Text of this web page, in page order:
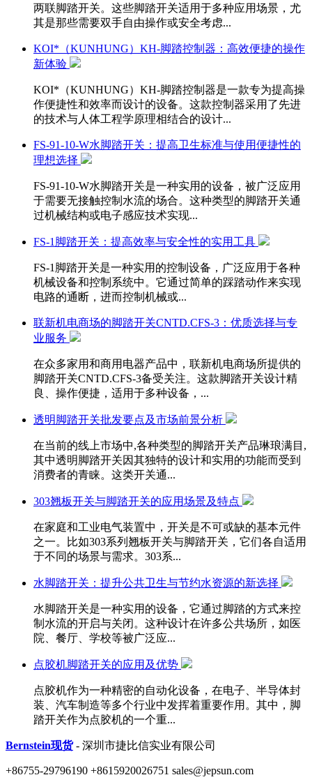
两联脚踏开关。这些脚踏开关适用于多种应用场景，尤
其是那些需要双手自由操作或安全考虑...
KOI*（KUNHUNG）KH-脚踏控制器：高效便捷的操作
新体验
KOI*（KUNHUNG）KH-脚踏控制器是一款专为提高操
作便捷性和效率而设计的设备。这款控制器采用了先进
的技术与人体工程学原理相结合的设计...
FS-91-10-W水脚踏开关：提高卫生标准与使用便捷性的
理想选择
FS-91-10-W水脚踏开关是一种实用的设备，被广泛应用
于需要无接触控制水流的场合。这种类型的脚踏开关通
过机械结构或电子感应技术实现...
FS-1脚踏开关：提高效率与安全性的实用工具
FS-1脚踏开关是一种实用的控制设备，广泛应用于各种
机械设备和控制系统中。它通过简单的踩踏动作来实现
电路的通断，进而控制机械或...
联新机电商场的脚踏开关CNTD.CFS-3：优质选择与专
业服务
在众多家用和商用电器产品中，联新机电商场所提供的
脚踏开关CNTD.CFS-3备受关注。这款脚踏开关设计精
良、操作便捷，适用于多种设备，...
透明脚踏开关批发要点及市场前景分析
在当前的线上市场中,各种类型的脚踏开关产品琳琅满目,
其中透明脚踏开关因其独特的设计和实用的功能而受到
消费者的青睐。这类开关通...
303翘板开关与脚踏开关的应用场景及特点
在家庭和工业电气装置中，开关是不可或缺的基本元件
之一。比如303系列翘板开关与脚踏开关，它们各自适用
于不同的场景与需求。303系...
水脚踏开关：提升公共卫生与节约水资源的新选择
水脚踏开关是一种实用的设备，它通过脚踏的方式来控
制水流的开启与关闭。这种设计在许多公共场所，如医
院、餐厅、学校等被广泛应...
点胶机脚踏开关的应用及优势
点胶机作为一种精密的自动化设备，在电子、半导体封
装、汽车制造等多个行业中发挥着重要作用。其中，脚
踏开关作为点胶机的一个重...
Bernstein现货- 深圳市捷比信实业有限公司
+86755-29796190 +8615920026751 sales@jepsun.com